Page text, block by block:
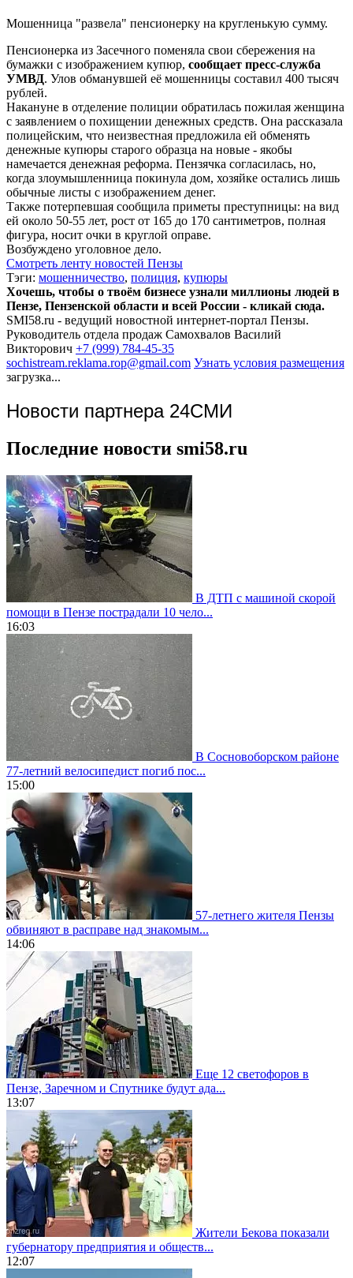
Мошенница "развела" пенсионерку на кругленькую сумму.
Пенсионерка из Засечного поменяла свои сбережения на
бумажки с изображением купюр, сообщает пресс-служба
УМВД. Улов обманувшей её мошенницы составил 400 тысяч
рублей.
Накануне в отделение полиции обратилась пожилая женщина
с заявлением о похищении денежных средств. Она рассказала
полицейским, что неизвестная предложила ей обменять
денежные купюры старого образца на новые - якобы
намечается денежная реформа. Пензячка согласилась, но,
когда злоумышленница покинула дом, хозяйке остались лишь
обычные листы с изображением денег.
Также потерпевшая сообщила приметы преступницы: на вид
ей около 50-55 лет, рост от 165 до 170 сантиметров, полная
фигура, носит очки в круглой оправе.
Возбуждено уголовное дело.
Смотреть ленту новостей Пензы
Тэги: мошенничество, полиция, купюры
Хочешь, чтобы о твоём бизнесе узнали миллионы людей в
Пензе, Пензенской области и всей России - кликай сюда.
SMI58.ru - ведущий новостной интернет-портал Пензы.
Руководитель отдела продаж Самохвалов Василий
Викторович +7 (999) 784-45-35
sochistream.reklama.rop@gmail.com Узнать условия размещения
загрузка...
Новости партнера 24СМИ
Последние новости smi58.ru
В ДТП с машиной скорой
помощи в Пензе пострадали 10 чело...
16:03
В Сосновоборском районе
77-летний велосипедист погиб пос...
15:00
57-летнего жителя Пензы
обвиняют в расправе над знакомым...
14:06
Еще 12 светофоров в
Пензе, Заречном и Спутнике будут ада...
13:07
Жители Бекова показали
губернатору предприятия и обществ...
12:07